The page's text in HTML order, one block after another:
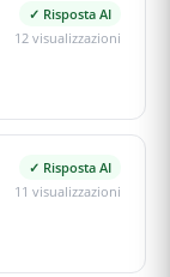
✓ Risposta AI
12 visualizzazioni
✓ Risposta AI
11 visualizzazioni